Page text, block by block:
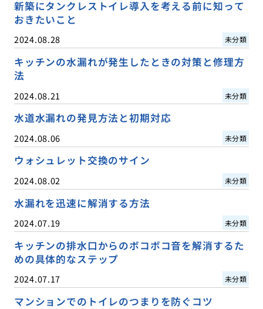
新築にタンクレストイレ導入を考える前に知って
おきたいこと
2024.08.28 未分類
キッチンの水漏れが発生したときの対策と修理方
法
2024.08.21 未分類
水道水漏れの発見方法と初期対応
2024.08.06 未分類
ウォシュレット交換のサイン
2024.08.02 未分類
水漏れを迅速に解消する方法
2024.07.19 未分類
キッチンの排水口からのボコボコ音を解消するた
めの具体的なステップ
2024.07.17 未分類
マンションでのトイレのつまりを防ぐコツ